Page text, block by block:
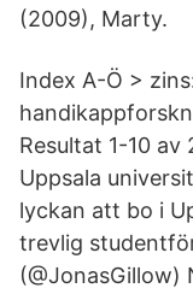
(2009), Marty.
Index A-Ö >
Resultat 1-10 av
Uppsala
lyckan att bo i
trevlig
(@JonasGillow)